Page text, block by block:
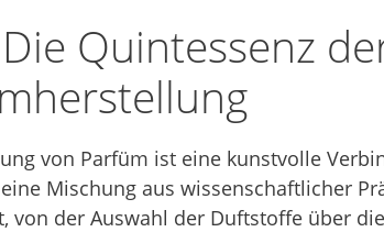
Quintessenz
von Parfüm ist eine kunstvolle
Mischung aus wissenschaftlicher
von der Auswahl der Duftstoffe über